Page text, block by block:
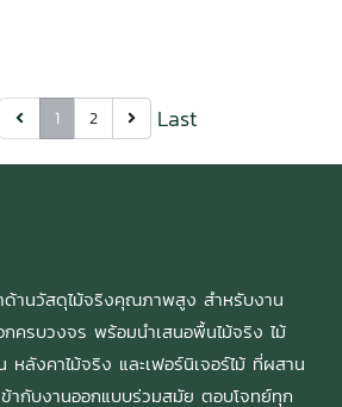
1 2 Last
านวัสดุไม้จริงคุณภาพสูง สำหรับงาน
ครบวงจร พร้อมนำเสนอพื้นไม้จริง ไม้
ลังคาไม้จริง และเฟอร์นิเจอร์ไม้ ที่ผสาน
ากับงานออกแบบร่วมสมัย ตอบโจทย์ทุก